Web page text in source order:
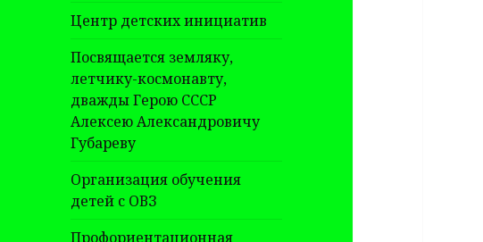
Центр детских инициатив
Посвящается земляку,
летчику-космонавту,
дважды Герою СССР
Алексею Александровичу
Губареву
Организация обучения
детей с ОВЗ
Профориентационная